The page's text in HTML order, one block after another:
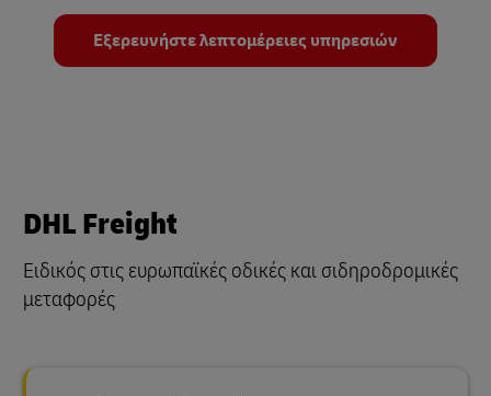
Εξερευνήστε λεπτομέρειες υπηρεσιών
DHL Freight
Ειδικός στις ευρωπαϊκές οδικές και σιδηροδρομικές
μεταφορές